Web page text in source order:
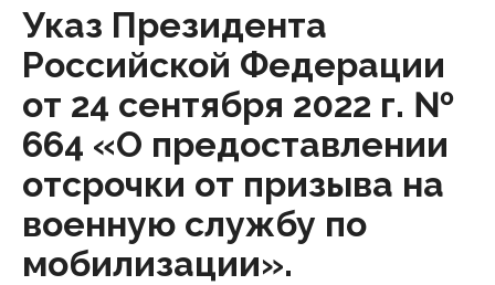
Указ Президента
Российской Федерации
от 24 сентября 2022 г. №
664 «О предоставлении
отсрочки от призыва на
военную службу по
мобилизации».